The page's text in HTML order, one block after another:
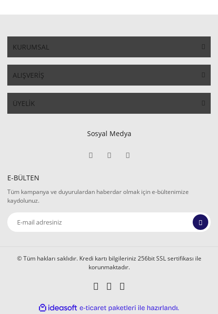
KURUMSAL
ALIŞVERİŞ
ÜYELİK
Sosyal Medya
E-BÜLTEN
Tüm kampanya ve duyurulardan haberdar olmak için e-bültenimize
kaydolunuz.
© Tüm hakları saklıdır. Kredi kartı bilgileriniz 256bit SSL sertifikası ile
korunmaktadır.
ideasoft
e-